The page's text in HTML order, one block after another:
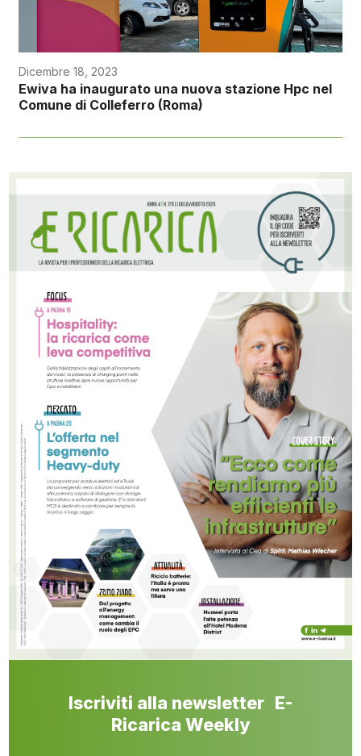
Dicembre 18, 2023
Ewiva ha inaugurato una nuova stazione Hpc nel
Comune di Colleferro (Roma)
Iscriviti alla newsletter E-
Ricarica Weekly